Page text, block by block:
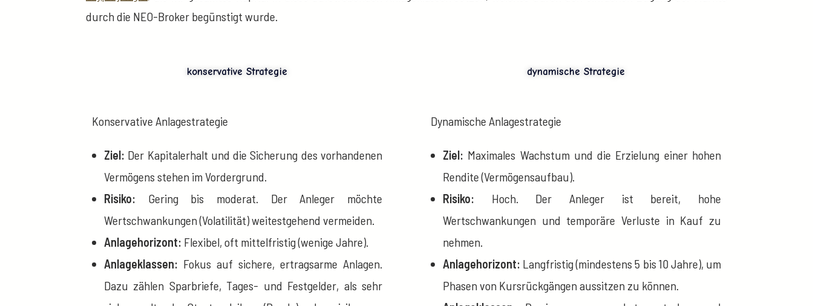
durch die NEO-Broker begünstigt wurde.
konservative Strategie
Konservative Anlagestrategie
Ziel: Der Kapitalerhalt und die Sicherung des vorhandenen
Vermögens stehen im Vordergrund.
Risiko: Gering bis moderat. Der Anleger möchte
Wertschwankungen (Volatilität) weitestgehend vermeiden.
Anlagehorizont: Flexibel, oft mittelfristig (wenige Jahre).
Anlageklassen: Fokus auf sichere, ertragsarme Anlagen.
Dazu zählen Sparbriefe, Tages- und Festgelder, als sehr
dynamische Strategie
Dynamische Anlagestrategie
Ziel: Maximales Wachstum und die Erzielung einer hohen
Rendite (Vermögensaufbau).
Risiko: Hoch. Der Anleger ist bereit, hohe
Wertschwankungen und temporäre Verluste in Kauf zu
nehmen.
Anlagehorizont: Langfristig (mindestens 5 bis 10 Jahre), um
Phasen von Kursrückgängen aussitzen zu können.